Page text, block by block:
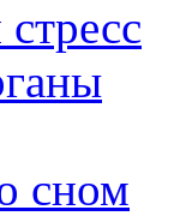
сном